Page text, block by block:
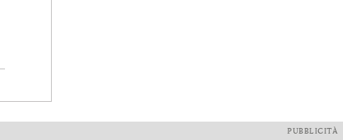
PUBBLICITÀ